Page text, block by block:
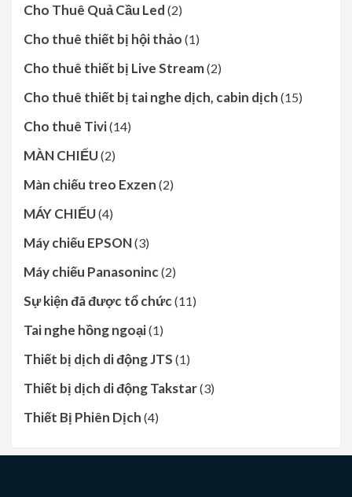
Cho Thuê Quả Cầu Led (2)
Cho thuê thiết bị hội thảo (1)
Cho thuê thiết bị Live Stream(2)
Cho thuê thiết bị tai nghe dịch, cabin dịch (15)
Cho thuê Tivi(14)
MÀN CHIẾU(2)
Màn chiếu treo Exzen (2)
MÁY CHIẾU(4)
Máy chiếu EPSON(3)
Máy chiếu Panasoninc(2)
Sự kiện đã được tổ chức(11)
Tai nghe hồng ngoại(1)
Thiết bị dịch di động JTS (1)
Thiết bị dịch di động Takstar(3)
Thiết Bị Phiên Dịch (4)